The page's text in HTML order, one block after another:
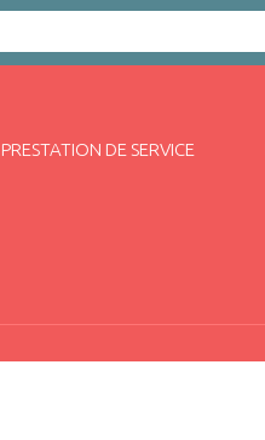
PRESTATION DE SERVICE